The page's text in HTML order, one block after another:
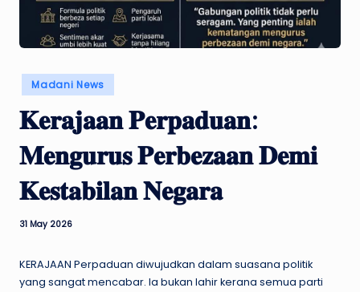
Posted
in
Madani News
𝐊𝐞𝐫𝐚𝐣𝐚𝐚𝐧 𝐏𝐞𝐫𝐩𝐚𝐝𝐮𝐚𝐧:
𝐌𝐞𝐧𝐠𝐮𝐫𝐮𝐬 𝐏𝐞𝐫𝐛𝐞𝐳𝐚𝐚𝐧 𝐃𝐞𝐦𝐢
𝐊𝐞𝐬𝐭𝐚𝐛𝐢𝐥𝐚𝐧 𝐍𝐞𝐠𝐚𝐫𝐚
31 May 2026
KERAJAAN Perpaduan diwujudkan dalam suasana politik
yang sangat mencabar. Ia bukan lahir kerana semua parti